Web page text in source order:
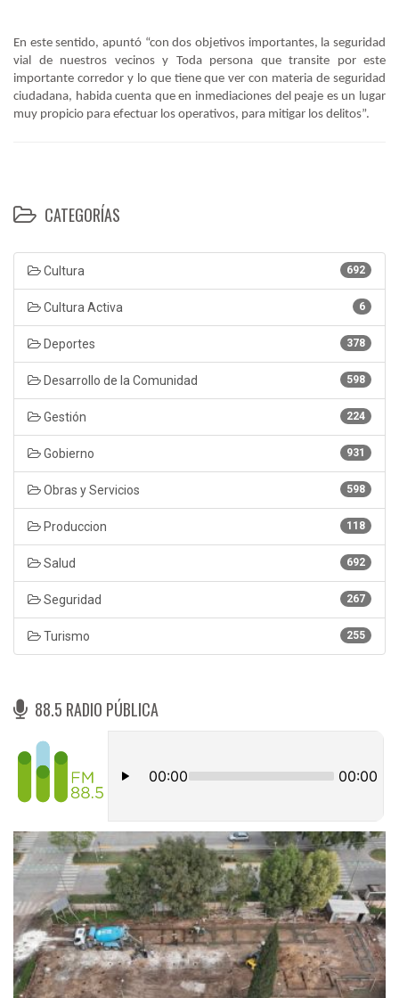
En este sentido, apuntó “con dos objetivos importantes, la seguridad
vial de nuestros vecinos y Toda persona que transite por este
importante corredor y lo que tiene que ver con materia de seguridad
ciudadana, habida cuenta que en inmediaciones del peaje es un lugar
muy propicio para efectuar los operativos, para mitigar los delitos”.
CATEGORÍAS
692
Cultura
6
Cultura Activa
378
Deportes
598
Desarrollo de la Comunidad
224
Gestión
931
Gobierno
598
Obras y Servicios
118
Produccion
692
Salud
267
Seguridad
255
Turismo
88.5 RADIO PÚBLICA